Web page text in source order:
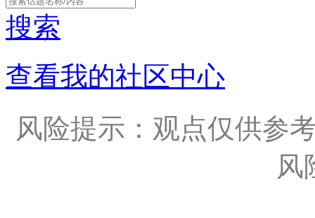
搜索
查看我的社区中心
风险提示：观点仅供参
风